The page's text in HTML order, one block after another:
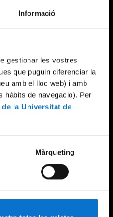
Informació
gestionar les vostres
que puguin diferenciar la
amb el lloc web) i amb
hàbits de navegació). Per
la Universitat de
Màrqueting